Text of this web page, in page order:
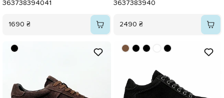
363738394041
1690 ₴
3637383940
2490 ₴